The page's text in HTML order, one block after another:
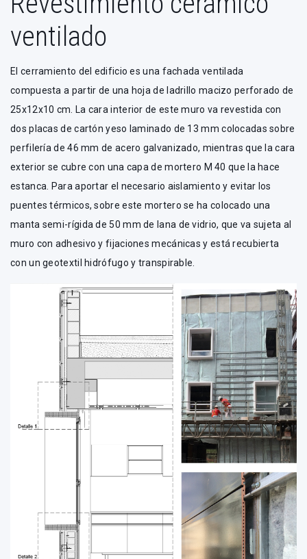
ventilado
El cerramiento del edificio es una fachada ventilada
compuesta a partir de una hoja de ladrillo macizo perforado de
25x12x10 cm. La cara interior de este muro va revestida con
dos placas de cartón yeso laminado de 13 mm colocadas sobre
perfilería de 46 mm de acero galvanizado, mientras que la cara
exterior se cubre con una capa de mortero M 40 que la hace
estanca. Para aportar el necesario aislamiento y evitar los
puentes térmicos, sobre este mortero se ha colocado una
manta semi-rígida de 50 mm de lana de vidrio, que va sujeta al
muro con adhesivo y fijaciones mecánicas y está recubierta
con un geotextil hidrófugo y transpirable.